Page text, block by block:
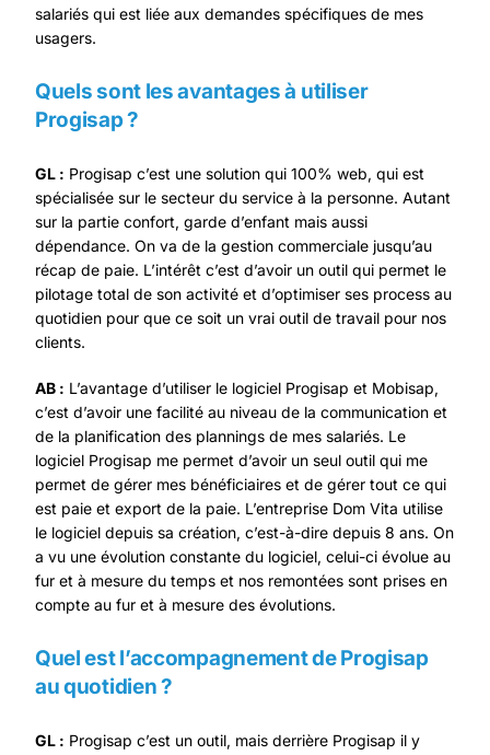
salariés qui est liée aux demandes spécifiques de mes
usagers.
Quels sont les avantages à utiliser
Progisap ?
GL : Progisap c’est une solution qui 100% web, qui est
spécialisée sur le secteur du service à la personne. Autant
sur la partie confort, garde d’enfant mais aussi
dépendance. On va de la gestion commerciale jusqu’au
récap de paie. L’intérêt c’est d’avoir un outil qui permet le
pilotage total de son activité et d’optimiser ses process au
quotidien pour que ce soit un vrai outil de travail pour nos
clients.
AB : L’avantage d’utiliser le logiciel Progisap et Mobisap,
c’est d’avoir une facilité au niveau de la communication et
de la planification des plannings de mes salariés. Le
logiciel Progisap me permet d’avoir un seul outil qui me
permet de gérer mes bénéficiaires et de gérer tout ce qui
est paie et export de la paie. L’entreprise Dom Vita utilise
le logiciel depuis sa création, c’est-à-dire depuis 8 ans. On
a vu une évolution constante du logiciel, celui-ci évolue au
fur et à mesure du temps et nos remontées sont prises en
compte au fur et à mesure des évolutions.
Quel est l’accompagnement de Progisap
au quotidien ?
GL : Progisap c’est un outil, mais derrière Progisap il y